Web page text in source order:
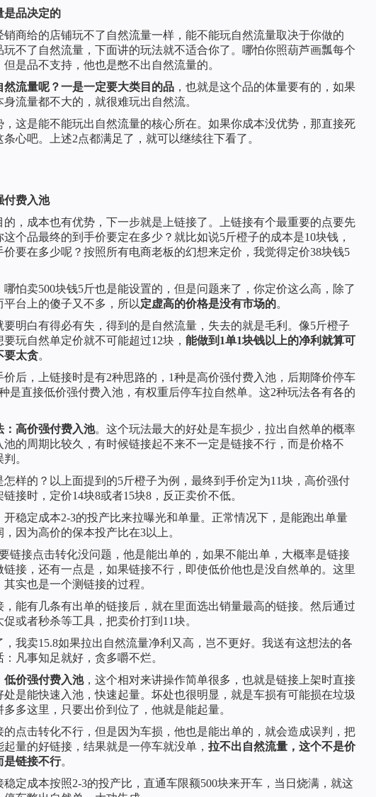
是品决定的
销商给的店铺玩不了自然流量一样，能不能玩自然流量取决于你做的
玩不了自然流量，下面讲的玩法就不适合你了。哪怕你照葫芦画瓢每个
是品不支持，他也是憋不出自然流量的。
然流量呢？一是一定要大类目的品 ，也就是这个品的体量要有的，如果
流量都不大的，就很难玩出自然流。
，这是能不能玩出自然流量的核心所在。如果你成本没优势，那直接死
心吧。上述2点都满足了，就可以继续往下看了。
付费入池
的，成本也有优势，下一步就是上链接了。上链接有个最重要的点要先
个品最终的到手价要定在多少？就比如说5斤橙子的成本是10块钱，
价要在多少呢？按照所有电商老板的幻想来定价，我觉得定价38块钱5
哪怕卖500块钱5斤也是能设置的，但是问题来了，你定价这么高，除了
台上的傻子又不多，所以定虚高的价格是没有市场的。
要明白有得必有失，得到的是自然流量，失去的就是毛利。像5斤橙子
要玩自然单定价就不可能超过12块， 能做到1单1块钱以上的净利就算可
要太贪。
价后，上链接时是有2种思路的，1种是高价强付费入池，后期降价停车
是直接低价强付费入池，有权重后停车拉自然单。这2种玩法各有各的
：高价强付费入池。这个玩法最大的好处是车损少，拉出自然单的概率
池的周期比较久，有时候链接起不来不一定是链接不行，而是价格不
。
样的？以上面提到的5斤橙子为例，最终到手价定为11块，高价强付
接时，定价14块8或者15块8，反正卖价不低。
稳定成本2-3的投产比来拉曝光和单量。正常情况下，是能跑出单量
因为高价的保本投产比在3以上。
链接点击转化没问题，他是能出单的，如果不能出单，大概率是链接
链接，还有一点是，如果链接不行，即使低价他也是没自然单的。这里
实也是一个测链接的过程。
，能有几条有出单的链接后，就在里面选出销量最高的链接。然后通过
或者秒杀等工具，把卖价打到11块。
，我卖15.8如果拉出自然流量净利又高，岂不更好。我送有这想法的各
凡事知足就好，贪多嚼不烂。
低价强付费入池，这个相对来讲操作简单很多，也就是链接上架时直接
处是能快速入池，快速起量。坏处也很明显，就是车损有可能损在垃圾
多这里，只要出价到位了，他就是能起量。
的点击转化不行，但是因为车损，他也是能出单的，就会造成误判，把
量的好链接，结果就是一停车就没单， 拉不出自然流量，这个不是价
是链接不行。
定成本按照2-3的投产比，直通车限额500块来开车，当日烧满，就这